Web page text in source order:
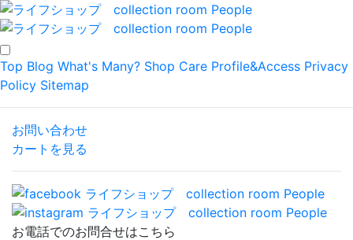
Top Blog What's Many? Shop Care Profile&Access Privacy
Policy Sitemap
お問い合わせ
カートを見る
お電話でのお問合せはこちら